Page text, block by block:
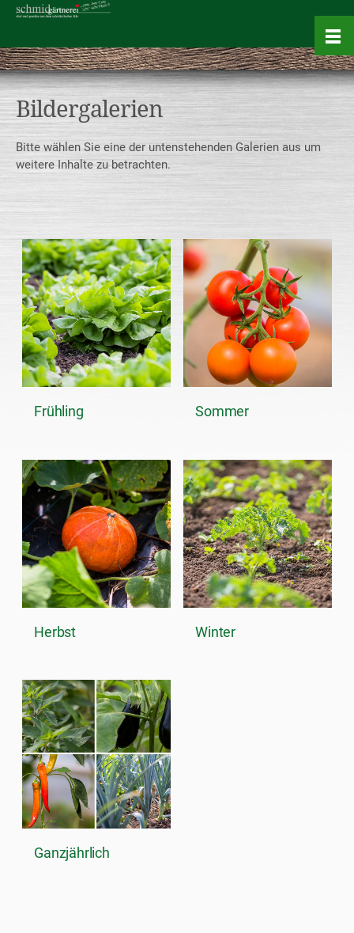
Bildergalerien
Bitte wählen Sie eine der untenstehenden Galerien aus um
weitere Inhalte zu betrachten.
Frühling Sommer
Herbst Winter
Ganzjährlich